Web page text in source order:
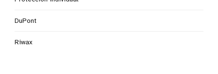
DuPont
Riwax